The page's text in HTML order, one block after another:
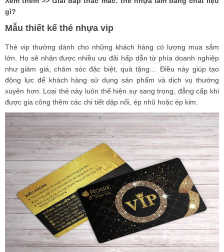
gì?
Mẫu thiết kế thẻ nhựa vip
Thẻ vip thường dành cho những khách hàng có lượng mua sắm
lớn. Họ sẽ nhận được nhiều ưu đãi hấp dẫn từ phía doanh nghiệp
như giảm giá, chăm sóc đặc biệt, quà tặng… Điều này giúp tạo
động lực để khách hàng sử dụng sản phẩm và dịch vụ thường
xuyên hơn. Loại thẻ này luôn thể hiện sự sang trọng, đẳng cấp khi
được gia công thêm các chi tiết dập nổi, ép nhũ hoặc ép kim.